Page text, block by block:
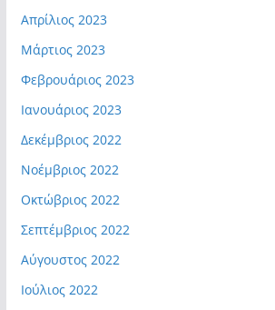
Απρίλιος 2023
Μάρτιος 2023
Φεβρουάριος 2023
Ιανουάριος 2023
Δεκέμβριος 2022
Νοέμβριος 2022
Οκτώβριος 2022
Σεπτέμβριος 2022
Αύγουστος 2022
Ιούλιος 2022